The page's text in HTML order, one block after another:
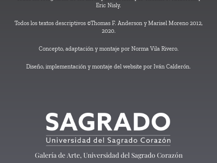
Eric Nisly.
Todos los textos descriptivos ©Thomas F. Anderson y Marisel Moreno 2012,
2020.
Concepto, adaptación y montaje por Norma Vila Rivero.
Diseño, implementación y montaje del website por Iván Calderón.
Galería de Arte, Universidad del Sagrado Corazón